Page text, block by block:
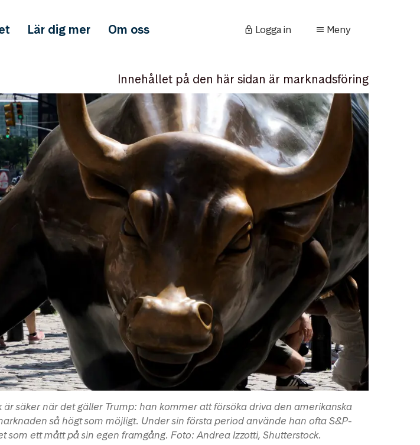
Lär dig mer Om oss Logga in Meny
Innehållet på den här sidan är marknadsföring
är säker när det gäller Trump: han kommer att försöka driva den amerikanska
så högt som möjligt. Under sin första period använde han ofta S&P-
som ett mått på sin egen framgång. Foto: Andrea Izzotti, Shutterstock.